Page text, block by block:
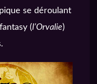
se déroulant
(l’Orvalie)